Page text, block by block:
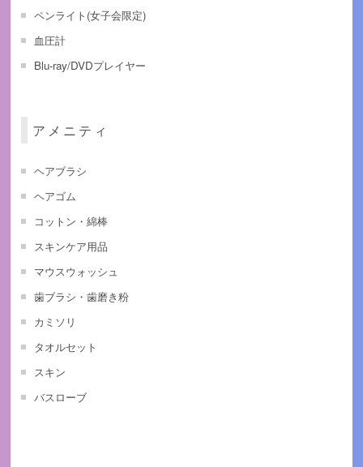
ペンライト(女子会限定)
血圧計
Blu-ray/DVDプレイヤー
アメニティ
ヘアブラシ
ヘアゴム
コットン・綿棒
スキンケア用品
マウスウォッシュ
歯ブラシ・歯磨き粉
カミソリ
タオルセット
スキン
バスローブ